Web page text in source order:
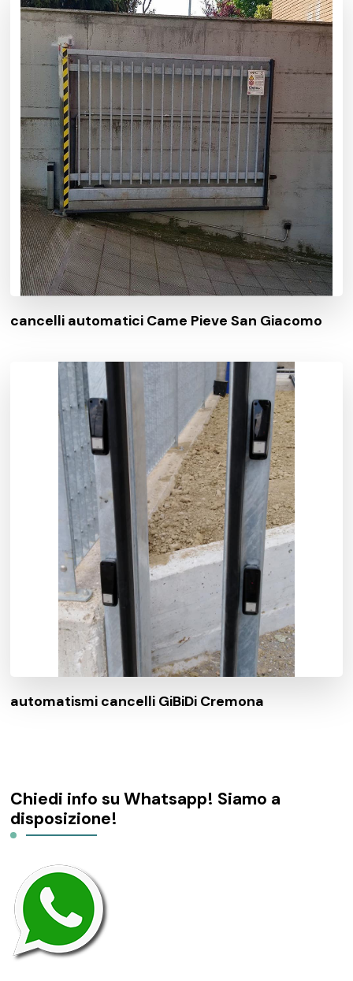
cancelli automatici Came Pieve San Giacomo
automatismi cancelli GiBiDi Cremona
Chiedi info su Whatsapp! Siamo a
disposizione!